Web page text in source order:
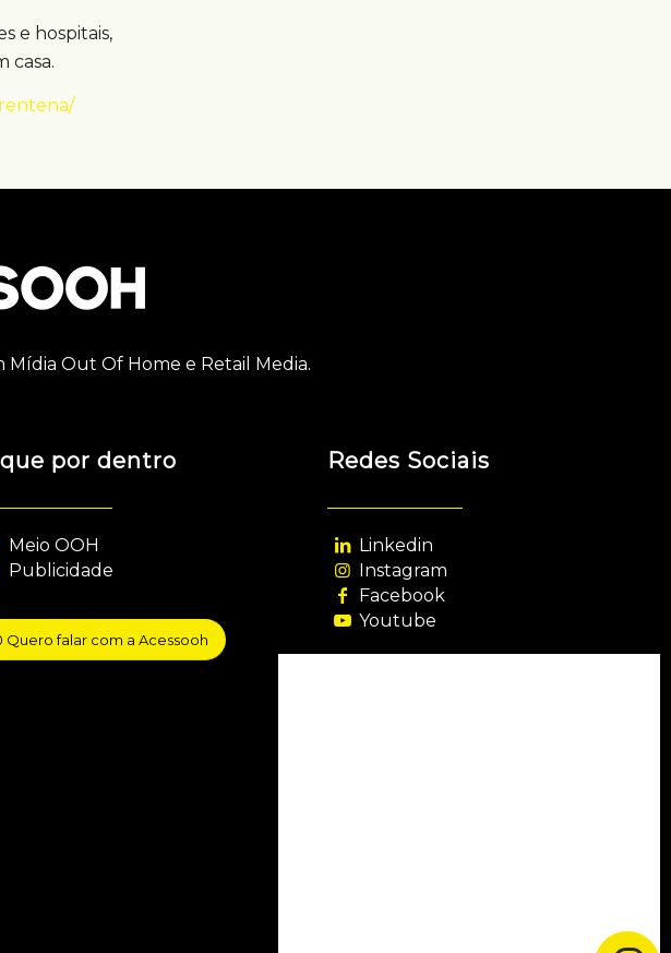
e hospitais,
casa.
Mídia Out Of Home e Retail Media.
por dentro
Meio OOH
Publicidade
Quero falar com a Acessooh
Redes Sociais
Linkedin
Instagram
Facebook
Youtube